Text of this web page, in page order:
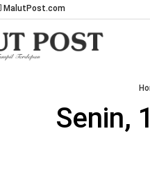
MalutPost.com
Senin,